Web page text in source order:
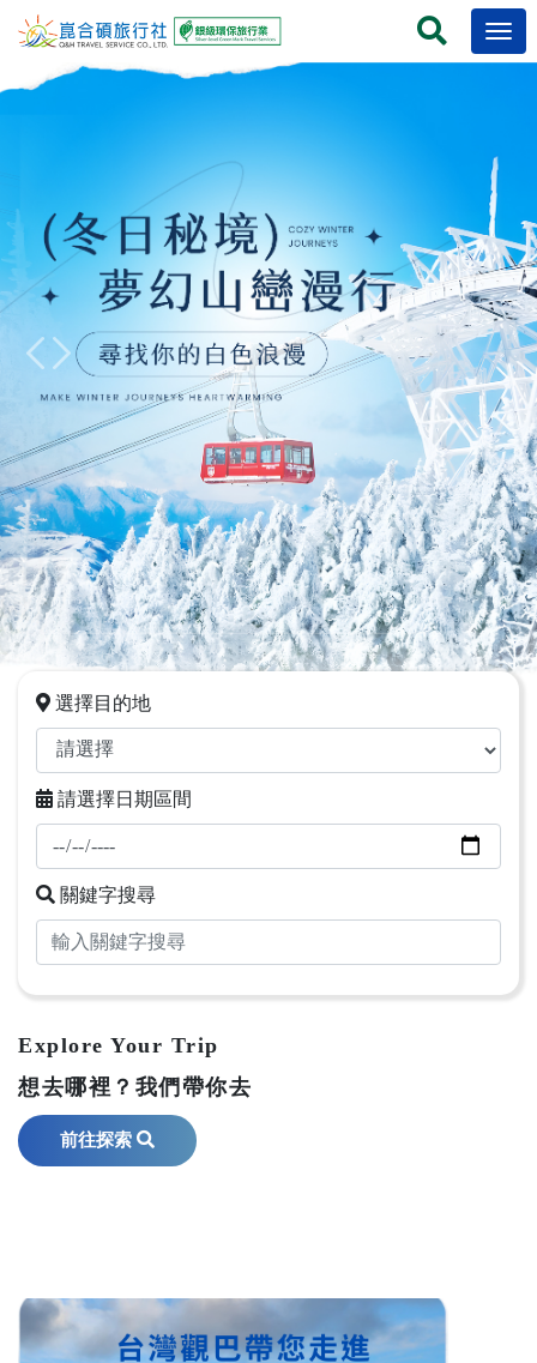
選擇目的地
請選擇日期區間
關鍵字搜尋
Explore Your Trip
想去哪裡？我們帶你去
前往探索